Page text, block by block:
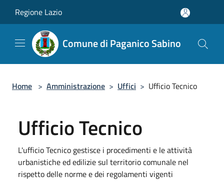
Regione Lazio
Comune di Paganico Sabino
Home > Amministrazione > Uffici > Ufficio Tecnico
Ufficio Tecnico
L'ufficio Tecnico gestisce i procedimenti e le attività
urbanistiche ed edilizie sul territorio comunale nel
rispetto delle norme e dei regolamenti vigenti